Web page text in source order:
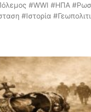
#WWI #ΗΠΑ
#Ιστορία